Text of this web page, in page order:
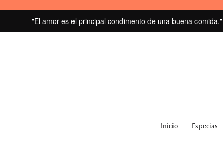
"El amor es el principal condimento de una buena comida."
Inicio Especias